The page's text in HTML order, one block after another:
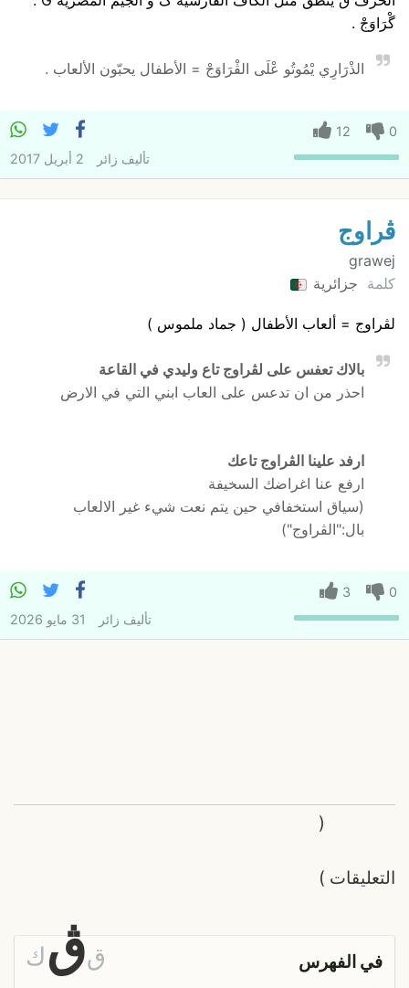
گْرَاوَجْ .
الذْرَارِي يْمُوتُو عْلَى الڨْرَاوَجْ = الأطفال يحبّون الألعاب .
0
12
تأليف زائر 2 أبريل 2017
ڨراوج
grawej
كلمة جزائرية
لڨراوج = ألعاب الأطفال ( جماد ملموس )
بالاك تعفس على لڨراوج تاع وليدي في القاعة
احذر من ان تدعس على العاب ابني التي في الارض
ارفد علينا الڨراوج تاعك
ارفع عنا اغراضك السخيفة
(سياق استخفافي حين يتم نعت شيء غير الالعاب
بال:"الڨراوج")
0
3
تأليف زائر 31 مايو 2026
التعليقات
(
)
في الفهرس قڨك